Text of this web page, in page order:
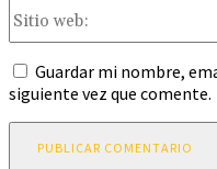
Guardar mi nombre,
siguiente vez que comente.